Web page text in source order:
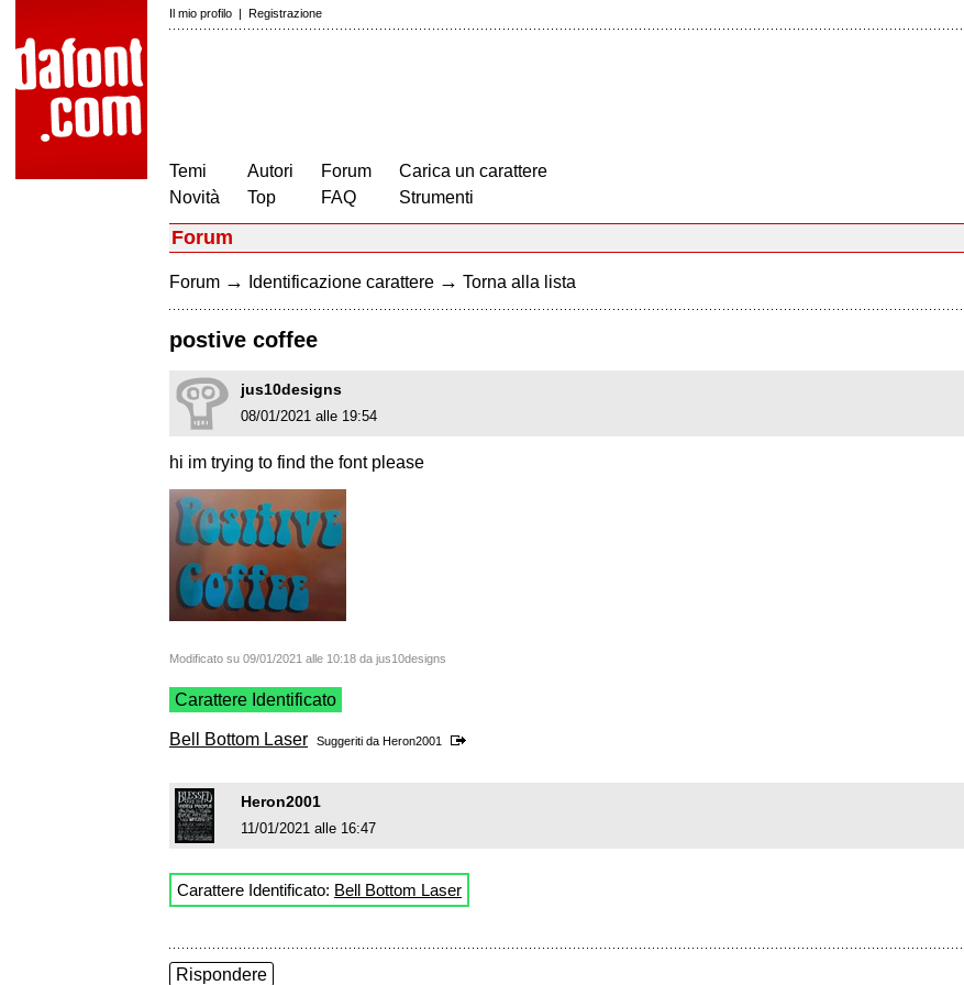
Il mio profilo | Registrazione
Temi
Novità
Autori
Top
Forum
FAQ
Carica un carattere
Strumenti
Forum
Forum → Identificazione carattere → Torna alla lista
postive coffee
jus10designs
08/01/2021 alle 19:54
hi im trying to find the font please
Modificato su 09/01/2021 alle 10:18 da jus10designs
Carattere Identificato
Bell Bottom Laser Suggeriti da Heron2001
Heron2001
11/01/2021 alle 16:47
Carattere Identificato: Bell Bottom Laser
Rispondere